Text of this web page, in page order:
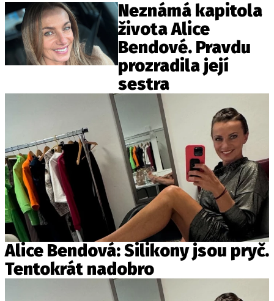
Neznámá kapitola
života Alice
Bendové. Pravdu
prozradila její
sestra
Alice Bendová: Silikony jsou pryč.
Tentokrát nadobro